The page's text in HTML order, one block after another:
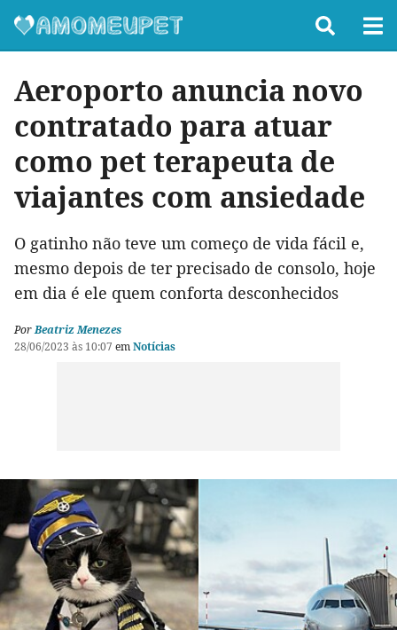
Aeroporto anuncia novo
contratado para atuar
como pet terapeuta de
viajantes com ansiedade
O gatinho não teve um começo de vida fácil e,
mesmo depois de ter precisado de consolo, hoje
em dia é ele quem conforta desconhecidos
PorBeatriz Menezes
28/06/2023 às 10:07 emNotícias